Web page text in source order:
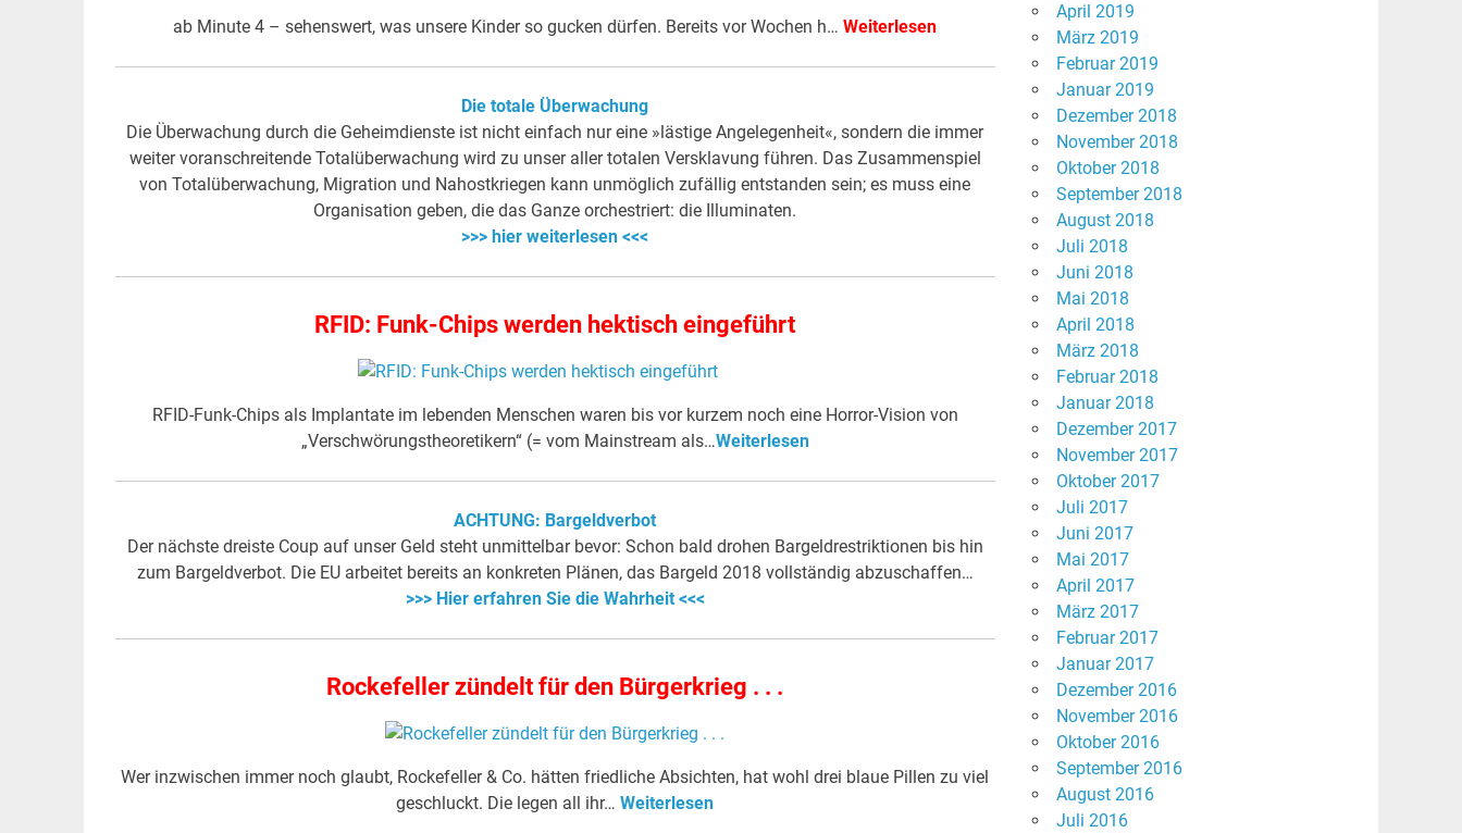
ab Minute 4 – sehenswert, was unsere Kinder so gucken dürfen. Bereits vor Wochen h…Weiterlesen
Die totale Überwachung
Die Überwachung durch die Geheimdienste ist nicht einfach nur eine »lästige Angelegenheit«, sondern die immer
weiter voranschreitende Totalüberwachung wird zu unser aller totalen Versklavung führen. Das Zusammenspiel
von Totalüberwachung, Migration und Nahostkriegen kann unmöglich zufällig entstanden sein; es muss eine
Organisation geben, die das Ganze orchestriert: die Illuminaten.
>>> hier weiterlesen <<<
RFID: Funk-Chips werden hektisch eingeführt
RFID-Funk-Chips als Implantate im lebenden Menschen waren bis vor kurzem noch eine Horror-Vision von
„Verschwörungstheoretikern“ (= vom Mainstream als…Weiterlesen
ACHTUNG: Bargeldverbot
Der nächste dreiste Coup auf unser Geld steht unmittelbar bevor: Schon bald drohen Bargeldrestriktionen bis hin
zum Bargeldverbot. Die EU arbeitet bereits an konkreten Plänen, das Bargeld 2018 vollständig abzuschaffen…
>>> Hier erfahren Sie die Wahrheit <<<
Rockefeller zündelt für den Bürgerkrieg . . .
Wer inzwischen immer noch glaubt, Rockefeller & Co. hätten friedliche Absichten, hat wohl drei blaue Pillen zu viel
geschluckt. Die legen all ihr…Weiterlesen
April 2019
März 2019
Februar 2019
Januar 2019
Dezember 2018
November 2018
Oktober 2018
September 2018
August 2018
Juli 2018
Juni 2018
Mai 2018
April 2018
März 2018
Februar 2018
Januar 2018
Dezember 2017
November 2017
Oktober 2017
Juli 2017
Juni 2017
Mai 2017
April 2017
März 2017
Februar 2017
Januar 2017
Dezember 2016
November 2016
Oktober 2016
September 2016
August 2016
Juli 2016